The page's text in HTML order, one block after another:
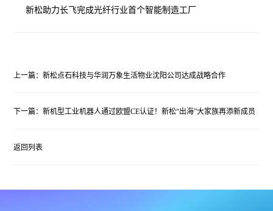
新松助力长飞完成光纤行业首个智能制造工厂
上一篇：新松点石科技与华润万象生活物业沈阳公司达成战略合作
下一篇：新机型工业机器人通过欧盟CE认证！新松“出海”大家族再添新成员
返回列表